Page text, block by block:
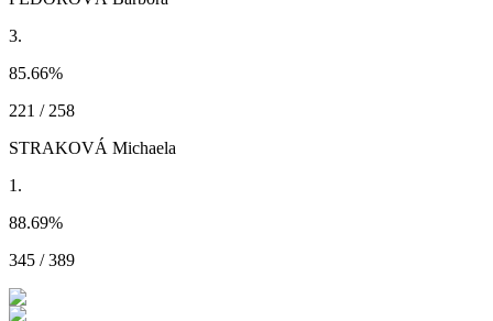
3.
85.66%
221 / 258
STRAKOVÁ Michaela
1.
88.69%
345 / 389